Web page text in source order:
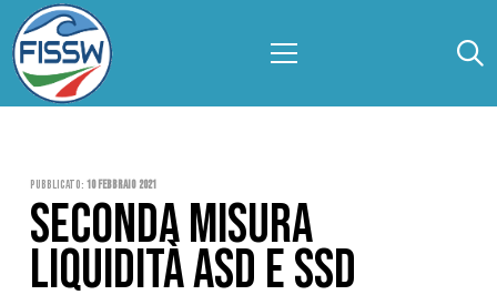
Pubblicato: 10 Febbraio 2021
SECONDA MISURA
LIQUIDITÀ ASD E SSD